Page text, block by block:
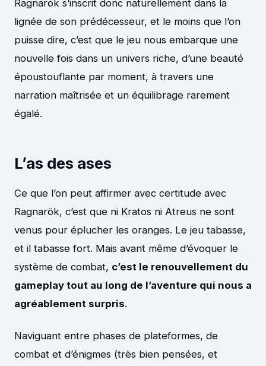
Ragnarök s’inscrit donc naturellement dans la
lignée de son prédécesseur, et le moins que l’on
puisse dire, c’est que le jeu nous embarque une
nouvelle fois dans un univers riche, d’une beauté
époustouflante par moment, à travers une
narration maîtrisée et un équilibrage rarement
égalé.
L’as des ases
Ce que l’on peut affirmer avec certitude avec
Ragnarök, c’est que ni Kratos ni Atreus ne sont
venus pour éplucher les oranges. Le jeu tabasse,
et il tabasse fort. Mais avant même d’évoquer le
système de combat, c’est le renouvellement du
gameplay tout au long de l’aventure qui nous a
agréablement surpris.
Naviguant entre phases de plateformes, de
combat et d’énigmes (très bien pensées, et